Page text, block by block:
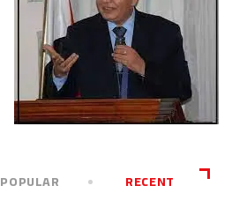
RECENT
POPULAR